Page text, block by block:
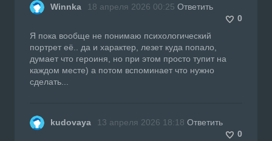
Winnka 18 апреля 2026 00:25 Ответить
0
Я пока вообще не понимаю психологический
портрет её.. да и характер, лезет куда попало,
думает что героиня, но при этом просто тупит на
каждом месте) а потом вспоминает что нужно
сделать...
kudovaya 13 апреля 2026 18:18 Ответить
0